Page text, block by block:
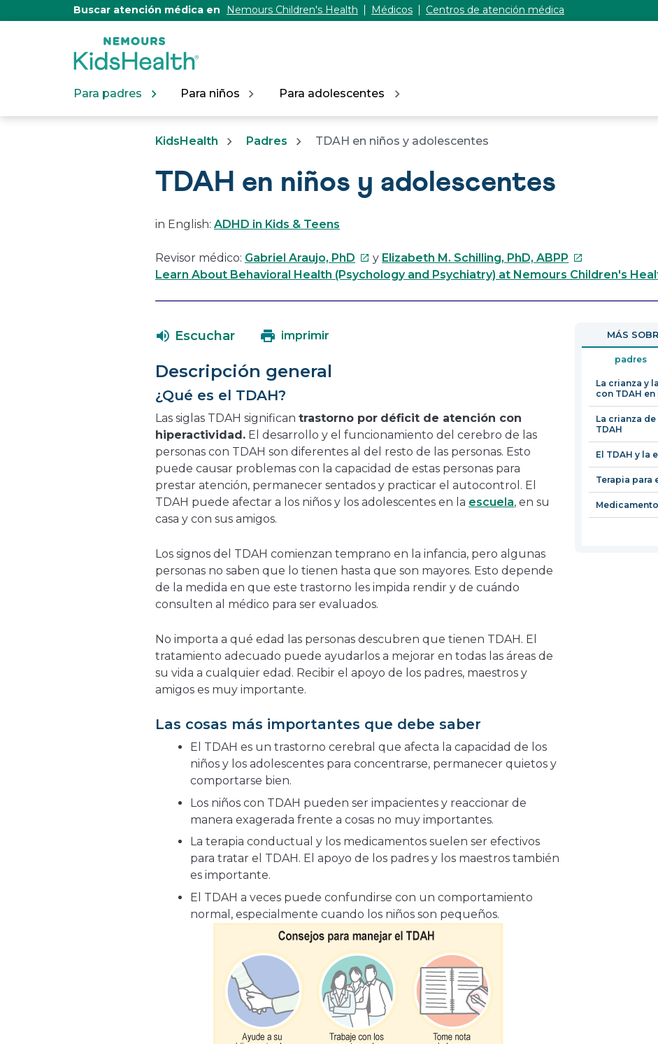
Buscar atención médica en Nemours Children's Health Médicos Centros de atención médica
Para padres Para niños Para adolescentes
KidsHealth Padres TDAH en niños y adolescentes
TDAH en niños y adolescentes
in English: ADHD in Kids & Teens
Revisor médico: Gabriel Araujo, PhD Este
enlace
y Elizabeth M. Schilling, PhD, ABPP Este
enlace
Learn About Behavioral Health (Psychology and Psychiatry) at Nemours Children's
Escuchar imprimir
Descripción general
¿Qué es el TDAH?
Las siglas TDAH significan trastorno por déficit de atención con
hiperactividad. El desarrollo y el funcionamiento del cerebro de las
personas con TDAH son diferentes al del resto de las personas. Esto
puede causar problemas con la capacidad de estas personas para
prestar atención, permanecer sentados y practicar el autocontrol. El
TDAH puede afectar a los niños y los adolescentes en la escuela, en su
casa y con sus amigos.
Los signos del TDAH comienzan temprano en la infancia, pero algunas
personas no saben que lo tienen hasta que son mayores. Esto depende
de la medida en que este trastorno les impida rendir y de cuándo
consulten al médico para ser evaluados.
No importa a qué edad las personas descubren que tienen TDAH. El
tratamiento adecuado puede ayudarlos a mejorar en todas las áreas de
su vida a cualquier edad. Recibir el apoyo de los padres, maestros y
amigos es muy importante.
Las cosas más importantes que debe saber
El TDAH es un trastorno cerebral que afecta la capacidad de los
niños y los adolescentes para concentrarse, permanecer quietos y
comportarse bien.
Los niños con TDAH pueden ser impacientes y reaccionar de
manera exagerada frente a cosas no muy importantes.
La terapia conductual y los medicamentos suelen ser efectivos
para tratar el TDAH. El apoyo de los padres y los maestros también
es importante.
El TDAH a veces puede confundirse con un comportamiento
normal, especialmente cuando los niños son pequeños.
MÁS
padres
La crianza y
con TDAH
La crianza
TDAH
El TDAH y la
Terapia para